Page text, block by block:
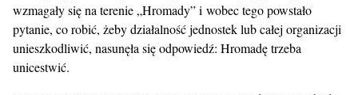
wzmagały się na terenie „Hromady” i wobec tego powstało
pytanie, co robić, żeby działalność jednostek lub całej organizacji
unieszkodliwić, nasunęła się odpowiedź: Hromadę trzeba
unicestwić.